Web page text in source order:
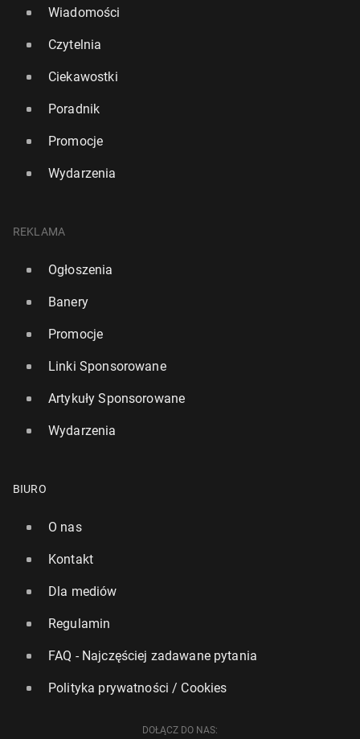
Wiadomości
Czytelnia
Ciekawostki
Poradnik
Promocje
Wydarzenia
REKLAMA
Ogłoszenia
Banery
Promocje
Linki Sponsorowane
Artykuły Sponsorowane
Wydarzenia
BIURO
O nas
Kontakt
Dla mediów
Regulamin
FAQ - Najczęściej zadawane pytania
Polityka prywatności / Cookies
DOŁĄCZ DO NAS: